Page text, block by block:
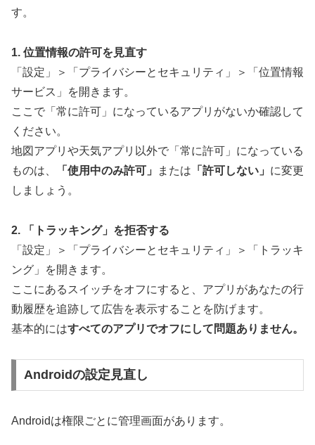
す。
1. 位置情報の許可を見直す
「設定」＞「プライバシーとセキュリティ」＞「位置情報
サービス」を開きます。
ここで「常に許可」になっているアプリがないか確認して
ください。
地図アプリや天気アプリ以外で「常に許可」になっている
ものは、
「使用中のみ許可」 または 「許可しない」 に変更
しましょう。
2. 「トラッキング」を拒否する
「設定」＞「プライバシーとセキュリティ」＞「トラッキ
ング」を開きます。
ここにあるスイッチをオフにすると、アプリがあなたの行
動履歴を追跡して広告を表示することを防げます。
基本的にはすべてのアプリでオフにして問題ありません。
Androidの設定見直し
Androidは権限ごとに管理画面があります。